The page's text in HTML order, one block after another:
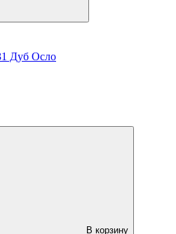
Дуб Осло
В корзину